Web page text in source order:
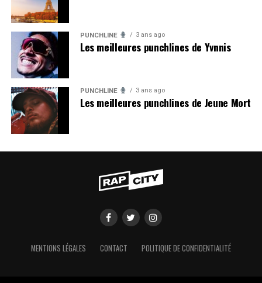
PUNCHLINE 3 ans ago
Les meilleures punchlines de Yvnnis
PUNCHLINE 3 ans ago
Les meilleures punchlines de Jeune Mort
MENTIONS LÉGALES CONTACT POLITIQUE DE CONFIDENTIALITÉ